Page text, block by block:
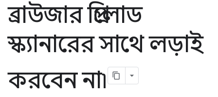
ব্রাউজার প্রিলোড
স্ক্যানারের সাথে লড়াই
করবেন না৷